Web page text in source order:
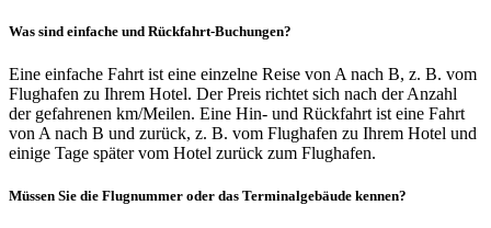
Was sind einfache und Rückfahrt-Buchungen?
Eine einfache Fahrt ist eine einzelne Reise von A nach B, z. B. vom
Flughafen zu Ihrem Hotel. Der Preis richtet sich nach der Anzahl
der gefahrenen km/Meilen. Eine Hin- und Rückfahrt ist eine Fahrt
von A nach B und zurück, z. B. vom Flughafen zu Ihrem Hotel und
einige Tage später vom Hotel zurück zum Flughafen.
Müssen Sie die Flugnummer oder das Terminalgebäude kennen?